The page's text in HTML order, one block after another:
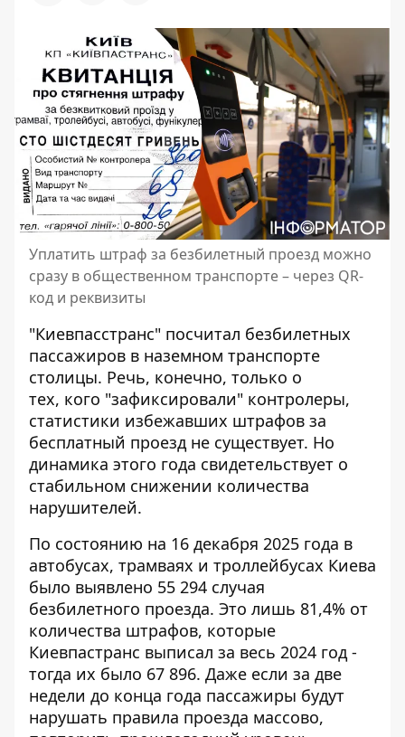
Уплатить штраф за безбилетный проезд можно
сразу в общественном транспорте – через QR-
код и реквизиты
"Киевпасстранс" посчитал безбилетных
пассажиров в наземном транспорте
столицы. Речь, конечно, только о
тех, кого "зафиксировали" контролеры,
статистики избежавших штрафов за
бесплатный проезд не существует. Но
динамика этого года свидетельствует о
стабильном снижении количества
нарушителей.
По состоянию на 16 декабря 2025 года в
автобусах, трамваях и троллейбусах Киева
было выявлено 55 294 случая
безбилетного проезда. Это лишь 81,4% от
количества штрафов, которые
Киевпастранс выписал за весь 2024 год -
тогда их было 67 896. Даже если за две
недели до конца года пассажиры будут
нарушать правила проезда массово,